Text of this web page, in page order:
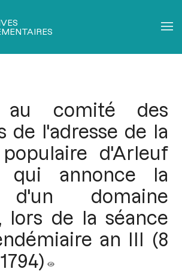
au comité des
de l'adresse de la
d'Arleuf
qui annonce la
domaine
lors de la séance
an III (8